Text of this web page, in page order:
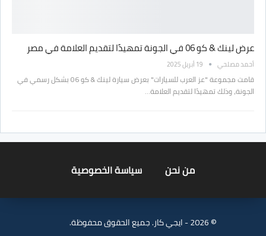
عرض لينك & كو 06 في الجونة تمهيدًا لتقديم العلامة في مصر
أحمد مصلحي 19 أبريل 2025
قامت مجموعة "عز العرب للسيارات" بعرض سيارة لينك & كو 06 بشكل رسمي في
الجونة، وذلك تمهيدًا لتقديم العلامة…
من نحن سياسة الخصوصية
© 2026 - ايجي كار. جميع الحقوق محفوظة.